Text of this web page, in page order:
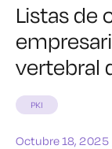
Listas de
vertebral
PKI
Octubre 18, 2025